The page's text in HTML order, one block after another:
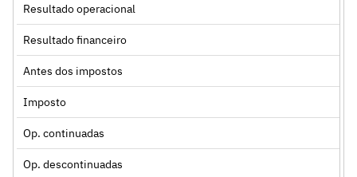
Resultado operacional
Resultado financeiro
Antes dos impostos
Imposto
Op. continuadas
Op. descontinuadas